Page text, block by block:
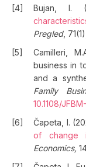
Bujan, I.
Pregled,
Camilleri,
business in
and a
Family
10.1108/
Čapeta, I.
of change
Economics,